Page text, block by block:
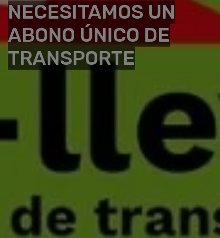
NECESITAMOS UN
ABONO ÚNICO DE
TRANSPORTE